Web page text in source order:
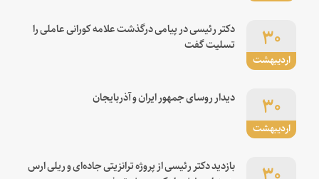
اردیبهشت
۳۰
دکتر رئیسی در پیامی درگذشت علامه کورانی عاملی را
تسلیت گفت
اردیبهشت
۳۰ دیدار روسای جمهور ایران و آذربایجان
بازدید دکتر رئیسی از پروژه ترانزیتی جاده‌ای و ریلی ارس